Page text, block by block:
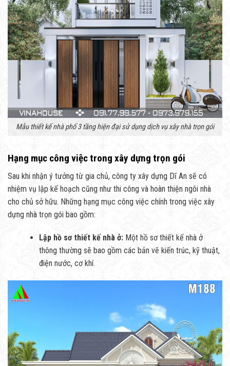
Mẫu thiết kế nhà phố 3 tầng hiện đại sử dụng dịch vụ xây nhà trọn gói
Hạng mục công việc trong xây dựng trọn gói
Sau khi nhận ý tưởng từ gia chủ, công ty xây dựng Dĩ An sẽ có
nhiệm vụ lập kế hoạch cũng như thi công và hoàn thiện ngôi nhà
cho chủ sở hữu. Những hạng mục công việc chính trong việc xây
dựng nhà trọn gói bao gồm:
Lập hồ sơ thiết kế nhà ở:Một hồ sơ thiết kế nhà ở
thông thường sẽ bao gồm các bản vẽ kiến trúc, kỹ thuật,
điện nước, cơ khí.